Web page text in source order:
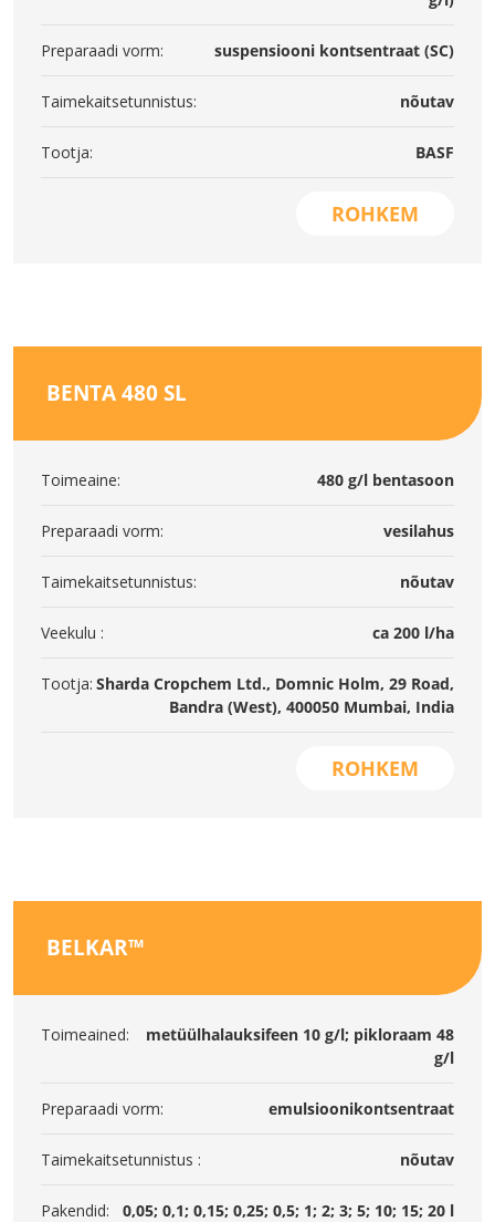
Preparaadi vorm: suspensiooni kontsentraat (SC)
Taimekaitsetunnistus: nõutav
Tootja: BASF
ROHKEM
BENTA 480 SL
Toimeaine: 480 g/l bentasoon
Preparaadi vorm: vesilahus
Taimekaitsetunnistus: nõutav
Veekulu : ca 200 l/ha
Tootja: Sharda Cropchem Ltd., Domnic Holm, 29 Road,
Bandra (West), 400050 Mumbai, India
ROHKEM
BELKAR™
Toimeained:
metüülhalauksifeen 10 g/l; pikloraam 48
g/l
Preparaadi vorm: emulsioonikontsentraat
Taimekaitsetunnistus : nõutav
Pakendid: 0,05; 0,1; 0,15; 0,25; 0,5; 1; 2; 3; 5; 10; 15; 20 l